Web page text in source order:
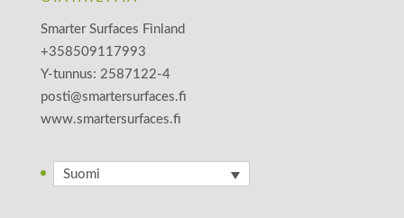
Smarter Surfaces Finland
+358509117993
Y-tunnus: 2587122-4
posti@smartersurfaces.fi
www.smartersurfaces.fi
Suomi